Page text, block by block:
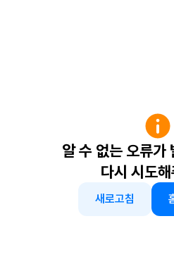
알 수 없는 오류가
다시 시도
새로고침